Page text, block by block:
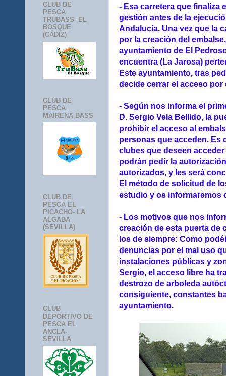
- Esa carretera que finaliza
gestión antes de la
Andalucía. Una vez que la
por la creación del
ayuntamiento de El
encuentra (La Jarosa)
Este ayuntamiento, tras
decide cerrar el acceso por
- Según nos informa el
D. Sergio Vela Bellido, la
prohibir el acceso al
personas que acceden. Es
clubes que deseen
podrán pedir la
autorizados, y les será
El método de solicitud de
estudio y os informaremos
- Los motivos que nos
creación de esta puerta de
los de siempre: Como
denuncias por el mal uso
instalaciones públicas y
Sergio, el acceso libre ha
destrozo de arboleda
consiguiente, constantes
ayuntamiento.
CLUB DE
PESCA
TRUBASS- EL
BOSQUE
(CÁDIZ)
CLUB DE
PESCA
MAIRENA BASS
CLUB DE
PESCA EL
PICACHO- LA
ALGABA
(SEVILLA)
CLUB
DEPORTIVO DE
PESCA EL
ANCLA-
SEVILLA